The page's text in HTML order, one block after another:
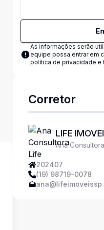
As informações serão
equipe possa entrar em
política de privacidade e
Corretor
LIFE
Ana
202407
(19) 98719-0078